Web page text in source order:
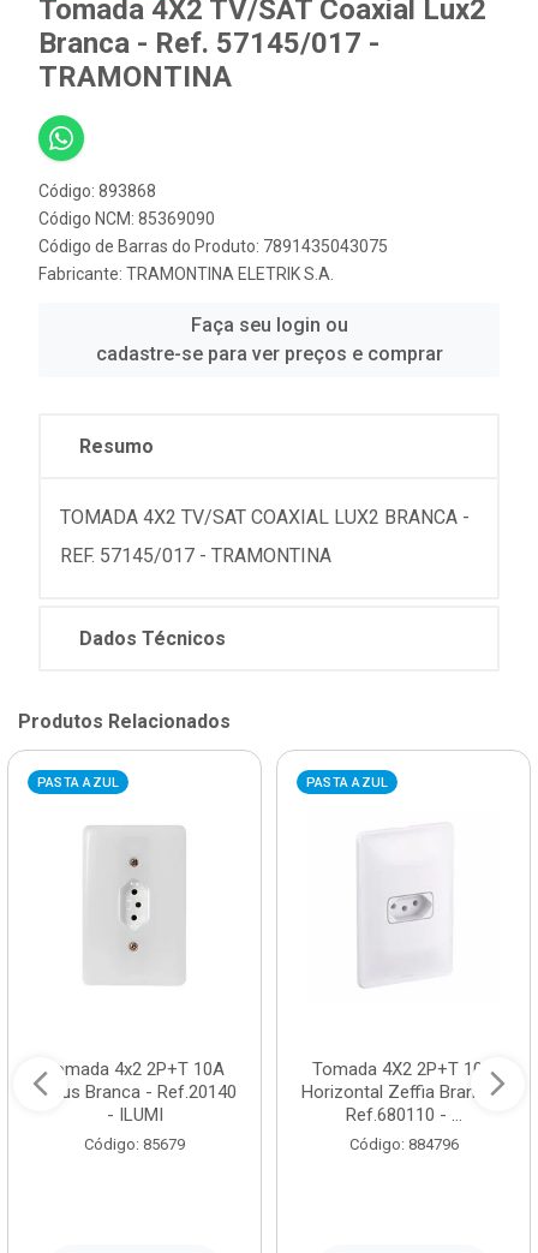
Tomada 4X2 TV/SAT Coaxial Lux2
Branca - Ref. 57145/017 -
TRAMONTINA
Código: 893868
Código NCM: 85369090
Código de Barras do Produto: 7891435043075
Fabricante: TRAMONTINA ELETRIK S.A.
Faça seu login ou
cadastre-se para ver preços e comprar
Resumo
TOMADA 4X2 TV/SAT COAXIAL LUX2 BRANCA -
REF. 57145/017 - TRAMONTINA
Dados Técnicos
Produtos Relacionados
PASTA AZUL
Tomada 4x2 2P+T 10A
Stylus Branca - Ref.20140
- ILUMI
Código: 85679
PASTA AZUL
Tomada 4X2 2P+T 10A
Horizontal Zeffia Branca -
Ref.680110 - ...
Código: 884796